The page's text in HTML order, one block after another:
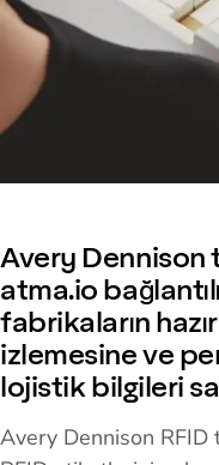
Avery Dennison
atma.io
fabrikaların
izlemesine ve
lojistik bilgileri
Avery Dennison RFID